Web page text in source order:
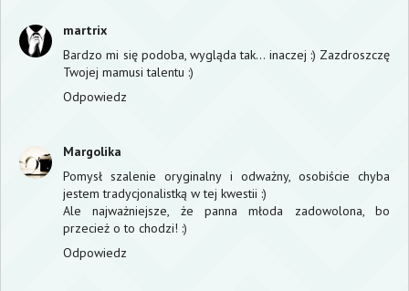
martrix
Bardzo mi się podoba, wygląda tak... inaczej :) Zazdroszczę
Twojej mamusi talentu :)
Odpowiedz
Margolika
Pomysł szalenie oryginalny i odważny, osobiście chyba
jestem tradycjonalistką w tej kwestii :)
Ale najważniejsze, że panna młoda zadowolona, bo
przecież o to chodzi! :)
Odpowiedz